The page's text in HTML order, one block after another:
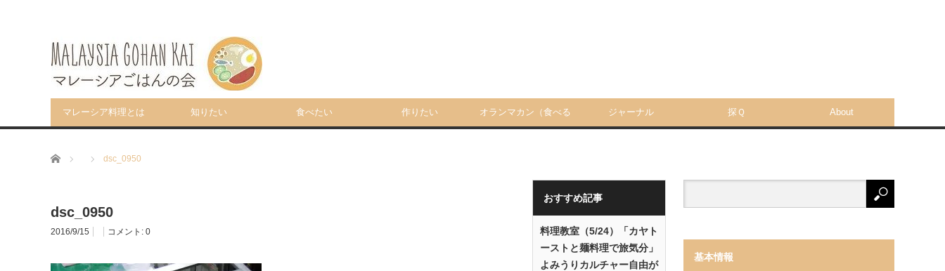
マレーシア料理とは 知りたい 食べたい 作りたい オランマカン（食べる ジャーナル 探Ｑ About
ホーム dsc_0950
dsc_0950
2016/9/15 コメント: 0
おすすめ記事
料理教室（5/24）「カヤト
ーストと麺料理で旅気分」
よみうりカルチャー自由が
基本情報